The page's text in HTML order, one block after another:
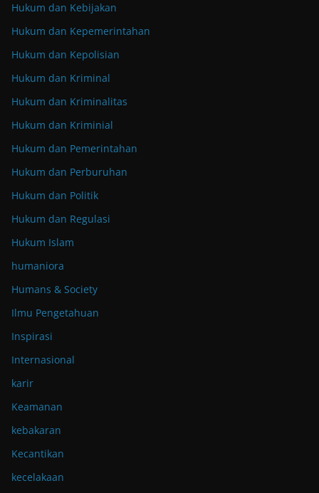
Hukum dan Kebijakan
Hukum dan Kepemerintahan
Hukum dan Kepolisian
Hukum dan Kriminal
Hukum dan Kriminalitas
Hukum dan Kriminial
Hukum dan Pemerintahan
Hukum dan Perburuhan
Hukum dan Politik
Hukum dan Regulasi
Hukum Islam
humaniora
Humans & Society
Ilmu Pengetahuan
Inspirasi
Internasional
karir
Keamanan
kebakaran
Kecantikan
kecelakaan